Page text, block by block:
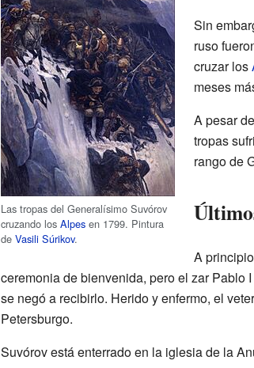
Las tropas del Generalísimo Suvórov
cruzando los Alpesen 1799. Pintura
de Vasili Súrikov.
Sin
ruso
cruzar los
meses
A pesar
tropas
rango de
A
ceremonia de bienvenida, pero el zar Pablo
se negó a recibirlo. Herido y enfermo, el
Petersburgo.
Suvórov está enterrado en la iglesia de la